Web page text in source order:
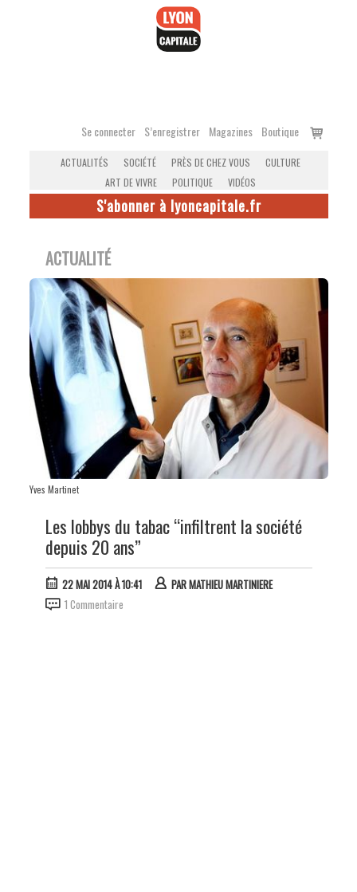
Se connecter S’enregistrer Magazines Boutique
Voir
ACTUALITÉS SOCIÉTÉ PRÈS DE CHEZ VOUS
CULTURE
ART DE VIVRE
POLITIQUE VIDÉOS
S'abonner à lyoncapitale.fr
ACTUALITÉ
Yves Martinet
Les lobbys du tabac “infiltrent la société
depuis 20 ans”
22 MAI 2014 À 10:41 PARMATHIEU MARTINIERE
1 Commentaire